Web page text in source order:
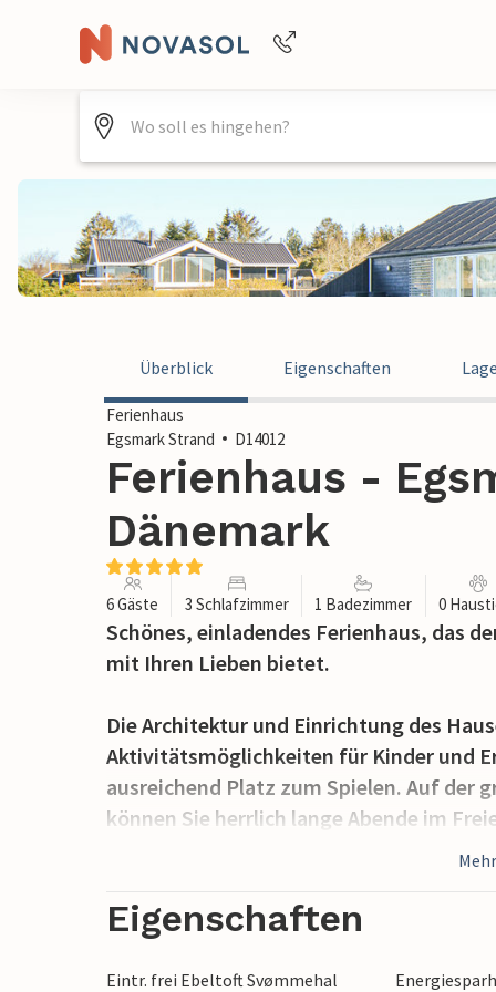
+4940688715475
Überblick Eigenschaften Lage
Ferienhaus
Egsmark Strand
D14012
Ferienhaus -
Dänemark
6 Gäste 3 Schlafzimmer 1 Badezimmer 0
Schönes, einladendes Ferienhaus, das
mit Ihren Lieben bietet.
Die Architektur und Einrichtung des
Aktivitätsmöglichkeiten für Kinder und
ausreichend Platz zum Spielen. Auf der
können Sie herrlich lange Abende im
Ihre Lieblingsserien auch im Urlaub
Das Ferienhaus hat eine Wärmepumpe
wo der Boden gekachelt ist, ist
Wärmequellen wie die elektrische
Eigenschaften
Eintr. frei Ebeltoft Svømmehal